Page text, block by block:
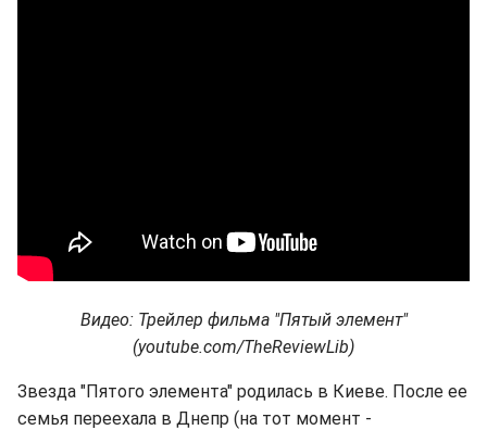
Видео: Трейлер фильма "Пятый элемент"
(youtube.com/TheReviewLib)
Звезда "Пятого элемента" родилась в Киеве. После ее
семья переехала в Днепр (на тот момент -